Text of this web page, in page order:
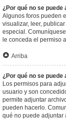
¿Por qué no se
Algunos foros pueden
visualizar, leer,
especial.
le conceda el permiso
Arriba
¿Por qué no se
Los permisos para
usuario y son
permite adjuntar
pueden hacerlo.
qué no puede adjuntar